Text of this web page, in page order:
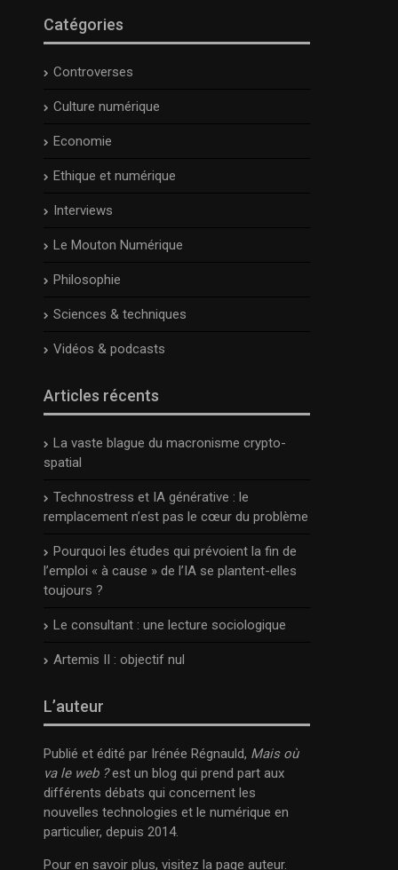
Catégories
Controverses
Culture numérique
Economie
Ethique et numérique
Interviews
Le Mouton Numérique
Philosophie
Sciences & techniques
Vidéos & podcasts
Articles récents
La vaste blague du macronisme crypto-
spatial
Technostress et IA générative : le
remplacement n’est pas le cœur du problème
Pourquoi les études qui prévoient la fin de
l’emploi « à cause » de l’IA se plantent-elles
toujours ?
Le consultant : une lecture sociologique
Artemis II : objectif nul
L’auteur
Publié et édité par Irénée Régnauld, Mais où
va le web ?est un blog qui prend part aux
différents débats qui concernent les
nouvelles technologies et le numérique en
particulier, depuis 2014.
Pour en savoir plus, visitez la page auteur.